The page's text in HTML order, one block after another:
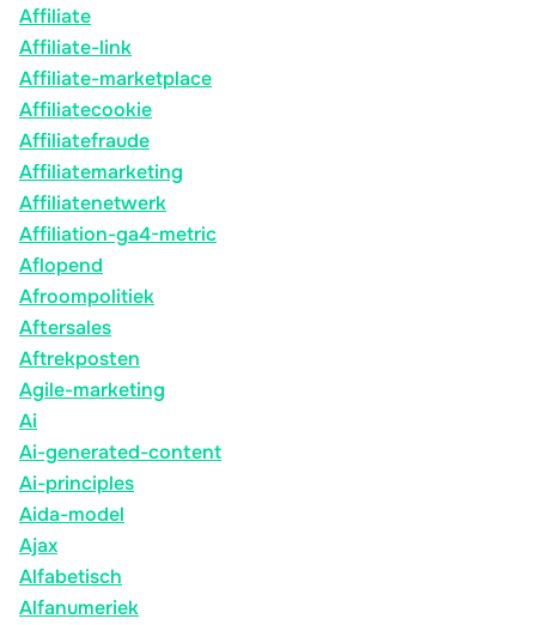
Affiliate
Affiliate-link
Affiliate-marketplace
Affiliatecookie
Affiliatefraude
Affiliatemarketing
Affiliatenetwerk
Affiliation-ga4-metric
Aflopend
Afroompolitiek
Aftersales
Aftrekposten
Agile-marketing
Ai
Ai-generated-content
Ai-principles
Aida-model
Ajax
Alfabetisch
Alfanumeriek